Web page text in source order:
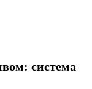
система